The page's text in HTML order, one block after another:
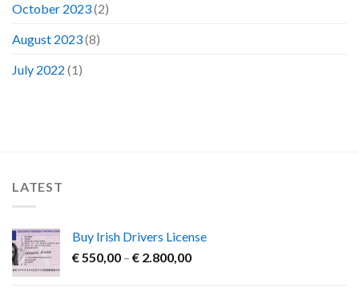
October 2023(2)
August 2023(8)
July 2022 (1)
LATEST
Buy Irish Drivers License
€ 550,00 – € 2.800,00Price